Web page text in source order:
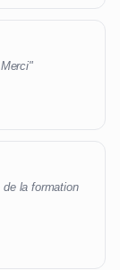
la formation